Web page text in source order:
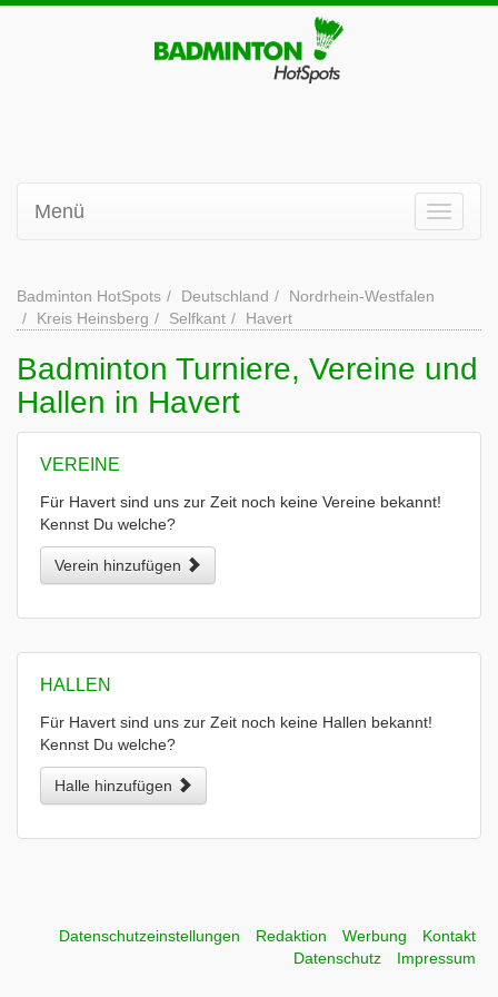
Menü
Badminton HotSpots Deutschland
Nordrhein-Westfalen
Kreis Heinsberg
Selfkant Havert
Badminton Turniere, Vereine und
Hallen in Havert
VEREINE
Für Havert sind uns zur Zeit noch keine Vereine bekannt!
Kennst Du welche?
Verein hinzufügen
HALLEN
Für Havert sind uns zur Zeit noch keine Hallen bekannt!
Kennst Du welche?
Halle hinzufügen
Datenschutzeinstellungen Redaktion Werbung
Kontakt
Datenschutz
Impressum